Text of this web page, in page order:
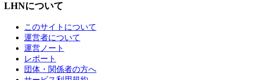
LHNについて
このサイトについて
運営者について
運営ノート
レポート
団体・関係者の方へ